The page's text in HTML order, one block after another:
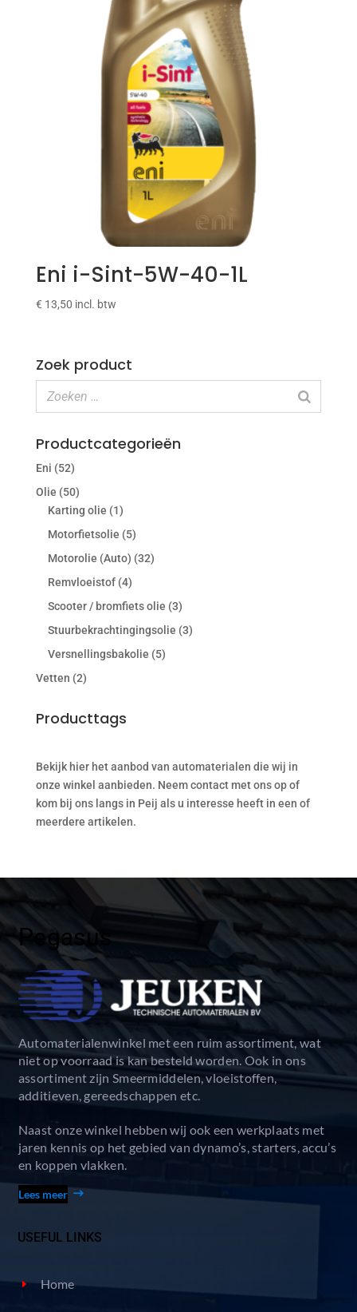
Eni i-Sint-5W-40-1L
€ 13,50 incl. btw
Zoek product
Productcategorieën
Eni (52)
Olie (50)
Karting olie (1)
Motorfietsolie (5)
Motorolie (Auto) (32)
Remvloeistof (4)
Scooter / bromfiets olie (3)
Stuurbekrachtingingsolie (3)
Versnellingsbakolie (5)
Vetten (2)
Producttags
Bekijk hier het aanbod van automaterialen die wij in
onze winkel aanbieden. Neem contact met ons op of
kom bij ons langs in Peij als u interesse heeft in een of
meerdere artikelen.
Pegasus
Automaterialenwinkel met een ruim assortiment, wat
niet op voorraad is kan besteld worden. Ook in ons
assortiment zijn Smeermiddelen, vloeistoffen,
additieven, gereedschappen etc.
Naast onze winkel hebben wij ook een werkplaats met
jaren kennis op het gebied van dynamo’s, starters, accu’s
en koppen vlakken.
Lees meer
USEFUL LINKS
Home